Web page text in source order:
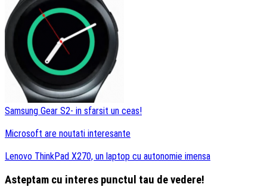
Samsung Gear S2- in sfarsit un ceas!
Microsoft are noutati interesante
Lenovo ThinkPad X270, un laptop cu autonomie imensa
Asteptam cu interes punctul tau de vedere!